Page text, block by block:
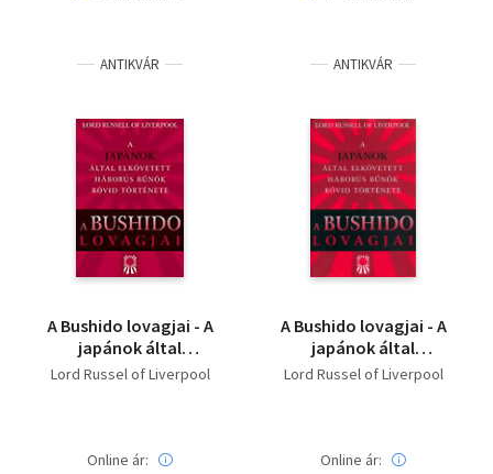
ANTIKVÁR
A Bushido lovagjai - A
japánok által
elkövetett háborús
Lord Russel of Liverpool
Online ár:
ANTIKVÁR
A Bushido lovagjai - A
japánok által
elkövetett háborús
Lord Russel of Liverpool
Online ár: